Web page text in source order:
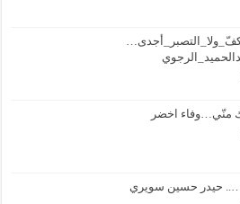
منّي…وفاء اخضر
حيدر حسين سويري